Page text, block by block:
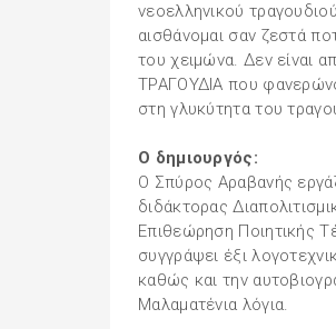
νεοελληνικού
αισθάνομαι σαν ζεστά
του χειμώνα. Δεν είναι
ΤΡΑΓΟΥΔΙΑ που
στη γλυκύτητα του
Ο δημιουργός:
Ο Σπύρος Αραβανής
διδάκτορας
Επιθεώρηση Ποιητικής
συγγράψει έξι
καθώς και την
Μαλαματένια λόγια.